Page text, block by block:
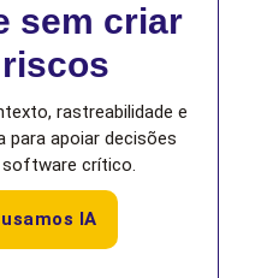
sem criar
rastreabilidade e
para apoiar decisões
crítico.
IA